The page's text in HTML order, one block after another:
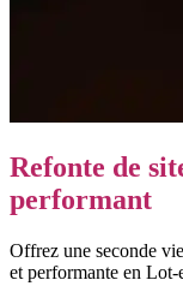
Refonte de
performant
Offrez une seconde
et performante en